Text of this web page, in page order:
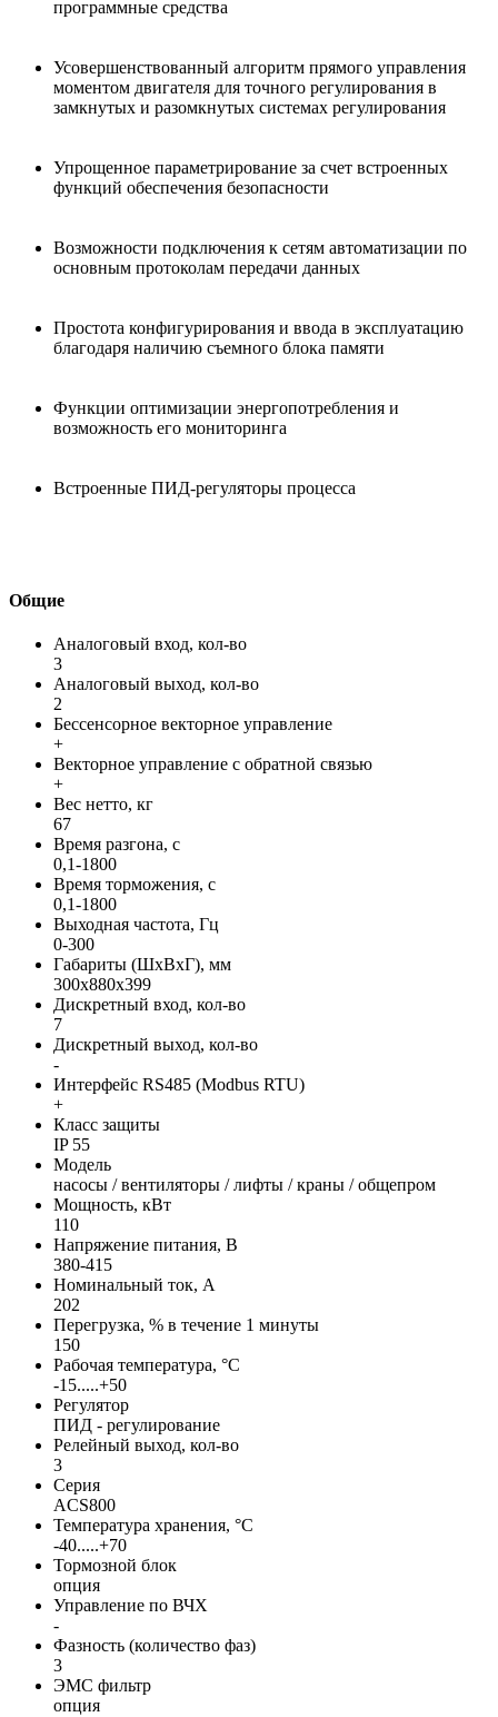
программные средства
Усовершенствованный алгоритм прямого управления
моментом двигателя для точного регулирования в
замкнутых и разомкнутых системах регулирования
Упрощенное параметрирование за счет встроенных
функций обеспечения безопасности
Возможности подключения к сетям автоматизации по
основным протоколам передачи данных
Простота конфигурирования и ввода в эксплуатацию
благодаря наличию съемного блока памяти
Функции оптимизации энергопотребления и
возможность его мониторинга
Встроенные ПИД-регуляторы процесса
Общие
Аналоговый вход, кол-во
3
Аналоговый выход, кол-во
2
Бессенсорное векторное управление
+
Векторное управление с обратной связью
+
Вес нетто, кг
67
Время разгона, с
0,1-1800
Время торможения, с
0,1-1800
Выходная частота, Гц
0-300
Габариты (ШхВхГ), мм
300x880x399
Дискретный вход, кол-во
7
Дискретный выход, кол-во
-
Интерфейс RS485 (Modbus RTU)
+
Класс защиты
IP 55
Модель
насосы / вентиляторы / лифты / краны / общепром
Мощность, кВт
110
Напряжение питания, В
380-415
Номинальный ток, А
202
Перегрузка, % в течение 1 минуты
150
Рабочая температура, °С
-15.....+50
Регулятор
ПИД - регулирование
Релейный выход, кол-во
3
Серия
ACS800
Температура хранения, °С
-40.....+70
Тормозной блок
опция
Управление по ВЧХ
-
Фазность (количество фаз)
3
ЭМС фильтр
опция